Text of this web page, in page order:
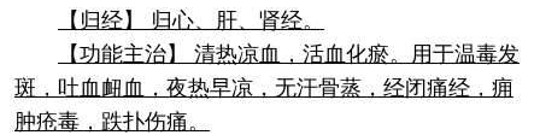
【归经】 归心、肝、肾经。
【功能主治】 清热凉血，活血化瘀。用于温毒发
斑，吐血衄血，夜热早凉，无汗骨蒸，经闭痛经，痈
肿疮毒，跌扑伤痛。